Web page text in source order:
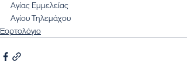
Αγίας Εμμελείας
Αγίου Τηλεμάχου
Εορτολόγιο